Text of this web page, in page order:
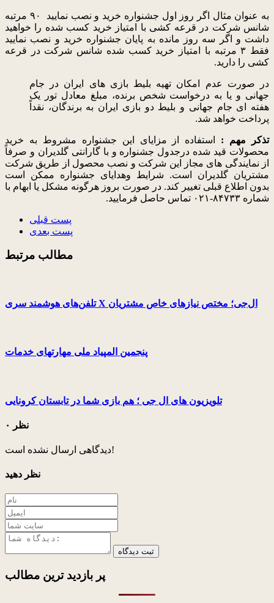
به عنوان مثال اگر روز اول جشنواره خرید و نصب نمایید ۹۰ مرتبه
شانس شرکت در قرعه کشی با امتیاز خرید کسب شده را خواهید
داشت و اگر سه روز مانده به پایان جشنواره خرید و نصب نمایید
فقط ۳ مرتبه با امتیاز خرید کسب شده شانس شرکت در قرعه
کشی را دارید.
در صورت عدم امکان تهیه بلیط بازی های ایران در جام
جهانی و یا به درخواست شخص برنده، مبلغ معادل تور یک
هفته ای جام جهانی و بلیط دو بازی ایران به برندگان، نقداً
پرداخت خواهد شد.
تذکر مهم : استفاده از مزایای این جشنواره مشروط به خرید
محصولات قید شده درجدول جشنواره و با گارانتی گلدیران و صرفاً
از نمایندگی های مجاز این شرکت و نصب محصول از طریق شرکت
مشتریان گلدیران است. شرایط وهدایای جشنواره ممکن است
بدون اطلاع قبلی تغییر کند. در صورت بروز هرگونه مشکل یا ابهام با
شماره ۰۲۱-۸۴۷۳۳ تماس حاصل فرمایید.
پست قبلی
پست بعدی
مطالب مرتبط
تلفن‌های هوشمند سری X ال‌جی؛ مختص نیازهای خاص مشتریان
پنجمین المپیاد ملی مهارتهای خدمات
تلویزیون های ال جی ؛ هم بازی شما در تابستان کرونایی
۰ نظر
دیدگاهی ارسال نشده است!
نظر دهید
ثبت دیدگاه
پر بازدید ترین مطالب